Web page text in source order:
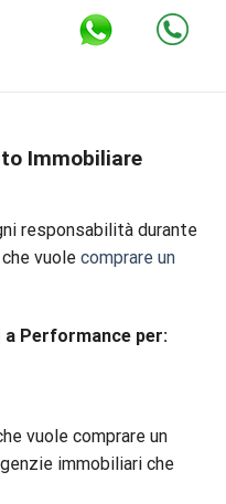
Immobiliare
responsabilità durante
vuole comprare un
Performance per:
vuole comprare un
immobiliari che